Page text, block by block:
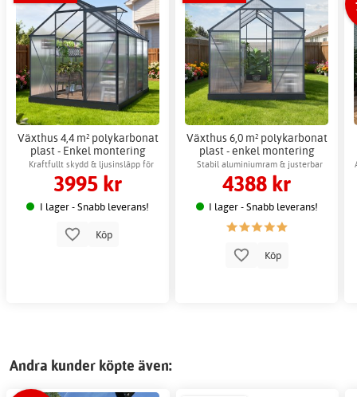
Växthus 4,4 m² polykarbonat
plast - Enkel montering
Kraftfullt skydd & ljusinsläpp för
odling
3995 kr
I lager - Snabb leverans!
Köp
Växthus 6,0 m² polykarbonat
plast - enkel montering
Stabil aluminiumram & justerbar
ventilation
4388 kr
I lager - Snabb leverans!
Köp
Andra kunder köpte även: